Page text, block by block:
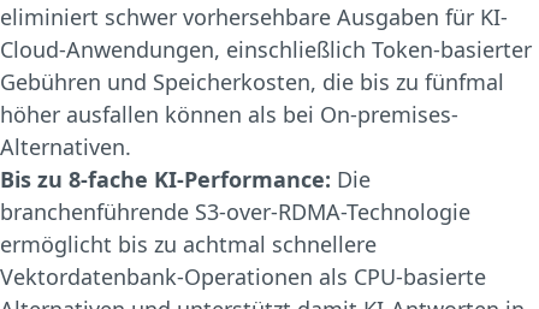
eliminiert schwer vorhersehbare Ausgaben für KI-
Cloud-Anwendungen, einschließlich Token-basierter
Gebühren und Speicherkosten, die bis zu fünfmal
höher ausfallen können als bei On-premises-
Alternativen.
Bis zu 8-fache KI-Performance: Die
branchenführende S3-over-RDMA-Technologie
ermöglicht bis zu achtmal schnellere
Vektordatenbank-Operationen als CPU-basierte